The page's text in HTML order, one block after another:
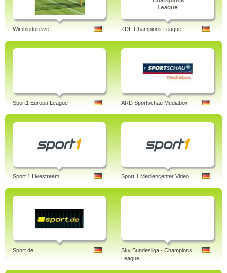
Wimbledon live ZDF Champions League
Sport1 Europa League ARD Sportschau Mediabox
Sport 1 Livestream Sport 1 Mediencenter Video
Sport.de
Sky Bundesliga - Champions
League